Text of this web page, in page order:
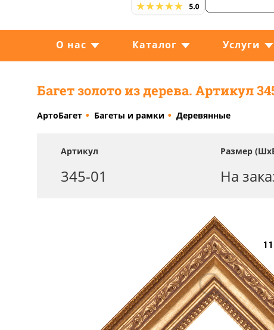
О нас Каталог Услуги
Багет золото из дерева. Артикул
АртоБагет Багеты и рамки Деревянные
Артикул
345-01
Размер
На